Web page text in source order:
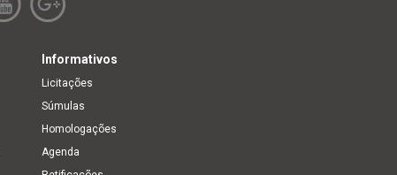
Informativos
Licitações
Súmulas
Homologações
Agenda